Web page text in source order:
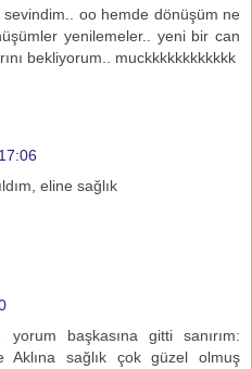
oo hemde dönüşüm ne
yenilemeler.. yeni bir can
bekliyorum.. muckkkkkkkkkkkk
eline sağlık
yorum başkasına gitti sanırım:
Aklına sağlık çok güzel olmuş